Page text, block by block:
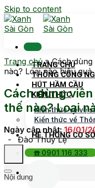
Skip to content
TRANG CHỦ
THÔNG CỐNG
HÚT HẦM CẦU
KIẾN THỨC
Kiến thức về vệ
Kiến thức về
HỆ THỐNG CƠ SỞ
☎️ 0901 116 333
Trang chủ»Cách
nào? Loại nào hiệu quả
Cách dùng
thế nào? Loại
Ngày cập nhật:16/01/
- Đào Thuỷ Lệ
Nội dung